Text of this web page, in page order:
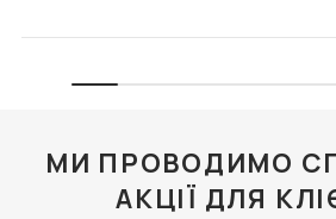
МИ ПРОВОДИМО
АКЦІЇ ДЛЯ